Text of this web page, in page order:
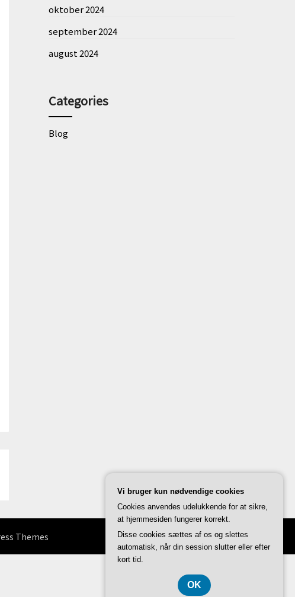
oktober 2024
september 2024
august 2024
Categories
Blog
Themes
Vi bruger kun nødvendige cookies
Cookies anvendes udelukkende for at sikre,
at hjemmesiden fungerer korrekt.
Disse cookies sættes af os og slettes
automatisk, når din session slutter eller efter
kort tid.
OK